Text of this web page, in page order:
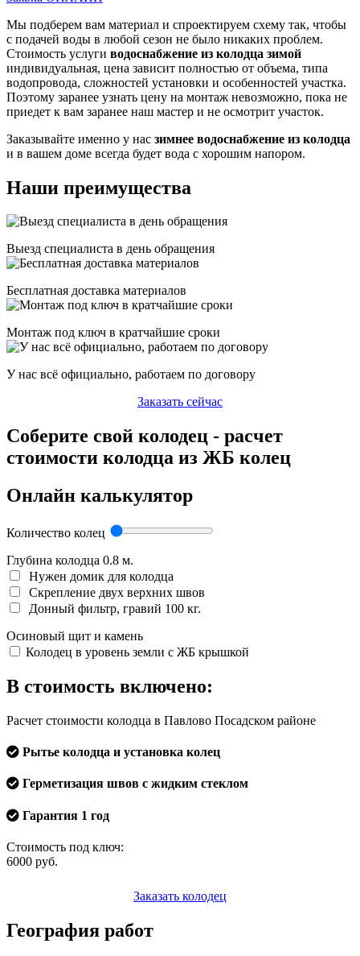
Мы подберем вам материал и спроектируем схему так, чтобы
с подачей воды в любой сезон не было никаких проблем.
Стоимость услуги водоснабжение из колодца зимой
индивидуальная, цена зависит полностью от объема, типа
водопровода, сложностей установки и особенностей участка.
Поэтому заранее узнать цену на монтаж невозможно, пока не
приедет к вам заранее наш мастер и не осмотрит участок.
Заказывайте именно у нас зимнее водоснабжение из колодца
и в вашем доме всегда будет вода с хорошим напором.
Наши преимущества
Выезд специалиста в день обращения
Бесплатная доставка материалов
Монтаж под ключ в кратчайшие сроки
У нас всё официально, работаем по договору
Заказать сейчас
Соберите свой колодец - расчет
стоимости колодца из ЖБ колец
Онлайн калькулятор
Количество колец
Глубина колодца 0.8 м.
Нужен домик для колодца
Скрепление двух верхних швов
Донный фильтр, гравий 100 кг.
Осиновый щит и камень
Колодец в уровень земли с ЖБ крышкой
В стоимость включено:
Расчет стоимости колодца в Павлово Посадском районе
Рытье колодца и установка колец
Герметизация швов с жидким стеклом
Гарантия 1 год
Стоимость под ключ:
6000 руб.
Заказать колодец
География работ